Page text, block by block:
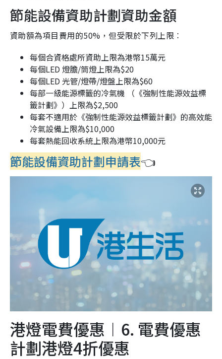
節能設備資助計劃資助金額
資助額為項目費用的50%，但受限於下列上限︰
每個合資格處所資助上限為港幣15萬元
每個LED 燈膽/筒燈上限為$20
每個LED 光管/燈帶/燈盤上限為$60
每部一級能源標籤的冷氣機 （《強制性能源效益標
籤計劃》）上限為$2,500
每套不適用於《強制性能源效益標籤計劃》的高效能
冷氣設備上限為$10,000
每套熱能回收系統上限為港幣10,000元
節能設備資助計劃申請表👈
港燈電費優惠︱6. 電費優惠
計劃港燈4折優惠